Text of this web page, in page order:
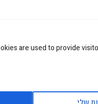
are used to provide